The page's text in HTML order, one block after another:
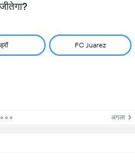
ड्रॉ FC Juarez
अगला